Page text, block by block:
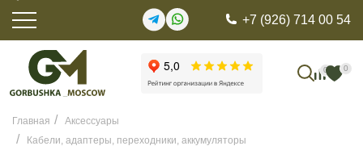
+7 (926) 714 00 54
0 0
Главная
Аксессуары
Кабели, адаптеры, переходники, аккумуляторы